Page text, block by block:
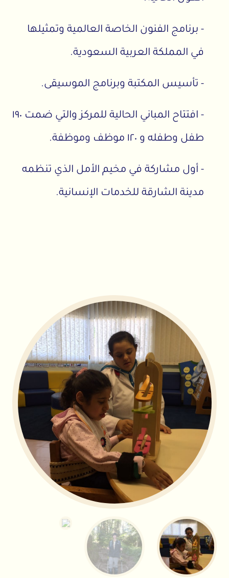
- برنامج الفنون الخاصة العالمية وتمثيلها
في المملكة العربية السعودية.
- تأسيس المكتبة وبرنامج الموسيقى.
- افتتاح المباني الحالية للمركز والتي ضمت ١٩٠
طفل وطفله و ١٢٠ موظف وموظفة.
- أول مشاركة في مخيم الأمل الذي تنظمه
مدينة الشارقة للخدمات الإنسانية.